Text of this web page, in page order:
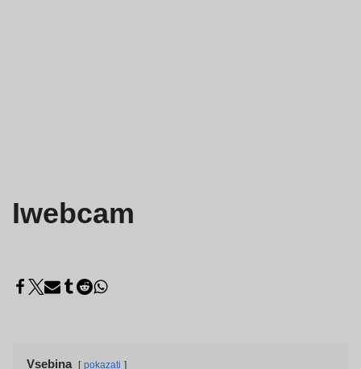
Iwebcam
Vsebina pokazati